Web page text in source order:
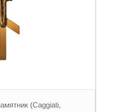
(Caggiati,